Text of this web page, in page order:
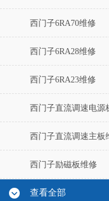
西门子6RA70维修
西门子6RA28维修
西门子6RA23维修
西门子直流调速电源
西门子直流调速主板
西门子励磁板维修
查看全部